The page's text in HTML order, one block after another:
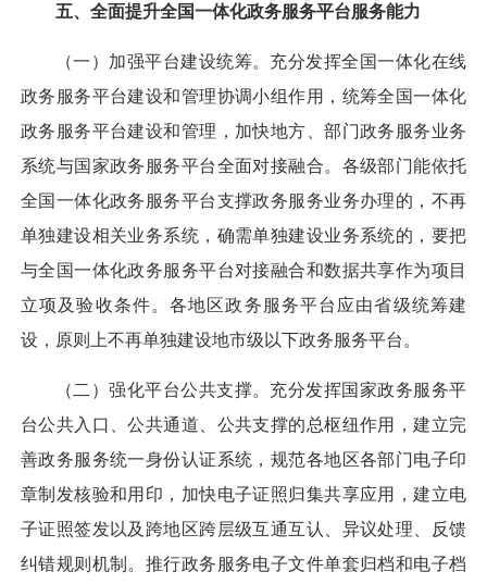
五、全面提升全国一体化政务服务平台服务能力
（一）加强平台建设统筹。 充分发挥全国一体化在线
政务服务平台建设和管理协调小组作用，统筹全国一体化
政务服务平台建设和管理，加快地方、部门政务服务业务
系统与国家政务服务平台全面对接融合。各级部门能依托
全国一体化政务服务平台支撑政务服务业务办理的，不再
单独建设相关业务系统，确需单独建设业务系统的，要把
与全国一体化政务服务平台对接融合和数据共享作为项目
立项及验收条件。各地区政务服务平台应由省级统筹建
设，原则上不再单独建设地市级以下政务服务平台。
（二）强化平台公共支撑。 充分发挥国家政务服务平
台公共入口、公共通道、公共支撑的总枢纽作用，建立完
善政务服务统一身份认证系统，规范各地区各部门电子印
章制发核验和用印，加快电子证照归集共享应用，建立电
子证照签发以及跨地区跨层级互通互认、异议处理、反馈
纠错规则机制。推行政务服务电子文件单套归档和电子档